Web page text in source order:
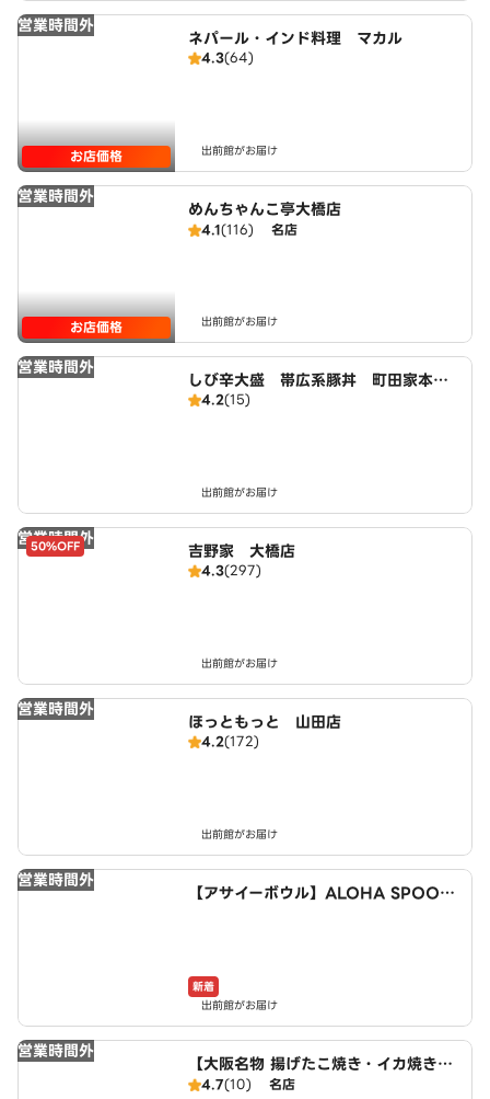
営業時間外
お店価格
ネパール・インド料理 マカル
4.3(64)
出前館がお届け
営業時間外
お店価格
めんちゃんこ亭大橋店
4.1(116) 名店
出前館がお届け
営業時間外
しび辛大盛 帯広系豚丼 町田家本
店 大橋店
4.2(15)
出前館がお届け
営業時間外
50%OFF 吉野家 大橋店
4.3(297)
出前館がお届け
営業時間外
ほっともっと 山田店
4.2(172)
出前館がお届け
営業時間外
【アサイーボウル】ALOHA SPOON
新着
出前館がお届け
営業時間外
【大阪名物 揚げたこ焼き・イカ焼き】
粉もん屋 清水店
4.7(10) 名店